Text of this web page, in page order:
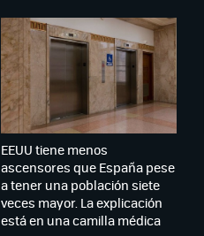
EEUU tiene menos
ascensores que España pese
a tener una población siete
veces mayor. La explicación
está en una camilla médica